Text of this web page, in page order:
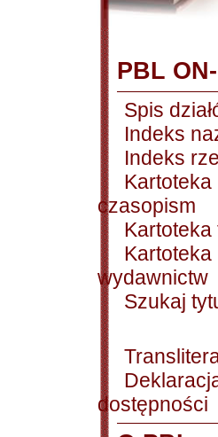
PBL
Spis
Indeks
Indeks
Kartoteka
czasopism
Kartoteka
Kartoteka
wydawnictw
Szukaj
dostępności